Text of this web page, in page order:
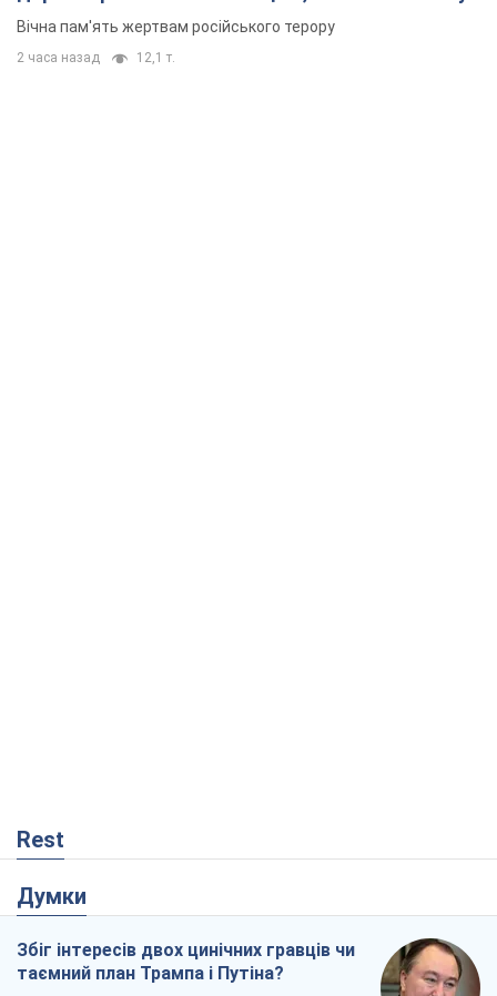
Вічна пам'ять жертвам російського терору
2 часа назад 12,1 т.
Rest
Думки
Збіг інтересів двох цинічних гравців чи
таємний план Трампа і Путіна?